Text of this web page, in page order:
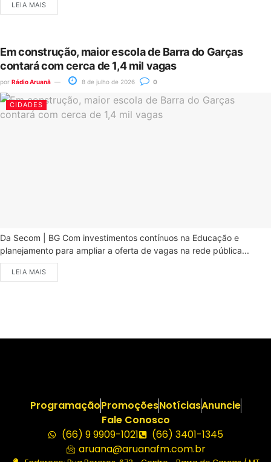
LEIA MAIS
Em construção, maior escola de Barra do Garças
contará com cerca de 1,4 mil vagas
por Rádio Aruanã 8 de julho de 2026 0
CIDADES
Da Secom | BG Com investimentos contínuos na Educação e
planejamento para ampliar a oferta de vagas na rede pública...
LEIA MAIS
ProgramaçãoPromoçõesNotíciasAnuncie
Fale Conosco
(66) 9 9909-1021
(66) 3401-1345
aruana@aruanafm.com.br